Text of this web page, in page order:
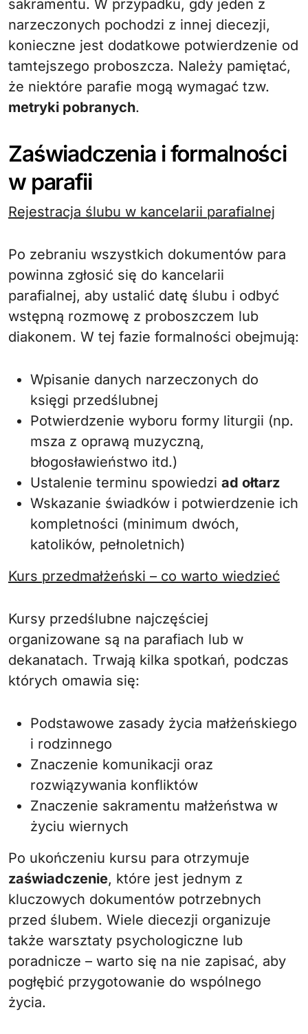
sakramentu. W przypadku, gdy jeden z
narzeczonych pochodzi z innej diecezji,
konieczne jest dodatkowe potwierdzenie od
tamtejszego proboszcza. Należy pamiętać,
że niektóre parafie mogą wymagać tzw.
metryki pobranych.
Zaświadczenia i formalności
w parafii
Rejestracja ślubu w kancelarii parafialnej
Po zebraniu wszystkich dokumentów para
powinna zgłosić się do kancelarii
parafialnej, aby ustalić datę ślubu i odbyć
wstępną rozmowę z proboszczem lub
diakonem. W tej fazie formalności obejmują:
Wpisanie danych narzeczonych do
księgi przedślubnej
Potwierdzenie wyboru formy liturgii (np.
msza z oprawą muzyczną,
błogosławieństwo itd.)
Ustalenie terminu spowiedzi ad ołtarz
Wskazanie świadków i potwierdzenie ich
kompletności (minimum dwóch,
katolików, pełnoletnich)
Kurs przedmałżeński – co warto wiedzieć
Kursy przedślubne najczęściej
organizowane są na parafiach lub w
dekanatach. Trwają kilka spotkań, podczas
których omawia się:
Podstawowe zasady życia małżeńskiego
i rodzinnego
Znaczenie komunikacji oraz
rozwiązywania konfliktów
Znaczenie sakramentu małżeństwa w
życiu wiernych
Po ukończeniu kursu para otrzymuje
zaświadczenie, które jest jednym z
kluczowych dokumentów potrzebnych
przed ślubem. Wiele diecezji organizuje
także warsztaty psychologiczne lub
poradnicze – warto się na nie zapisać, aby
pogłębić przygotowanie do wspólnego
życia.